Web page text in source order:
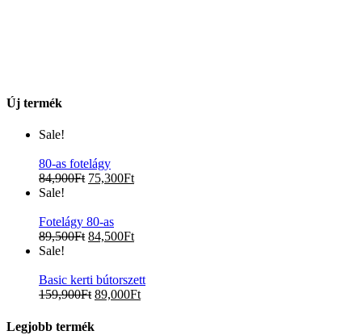
Új termék
Sale!
80-as fotelágy
84,900Ft 75,300Ft
Sale!
Fotelágy 80-as
89,500Ft 84,500Ft
Sale!
Basic kerti bútorszett
159,900Ft 89,000Ft
Legjobb termék